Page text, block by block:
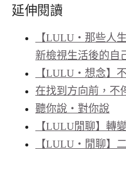
延伸閱讀
【LULU‧那些人
新檢視生活後的自
【LULU‧想念】
在找到方向前，不
聽你說‧對你說
【LULU閒聊】
【LULU‧閒聊】